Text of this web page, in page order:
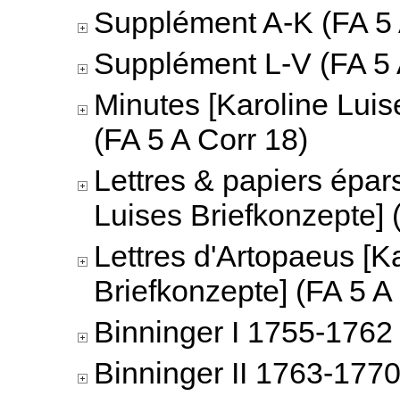
Supplément A-K (FA
Supplément L-V (FA 5
Minutes [Karoline
(FA 5 A Corr 18)
Lettres & papiers
Luises Briefkonzepte]
Lettres d'Artopaeus
Briefkonzepte] (FA 5
Binninger I 1755-
Binninger II 1763-